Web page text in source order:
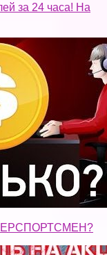
за 24 часа! На